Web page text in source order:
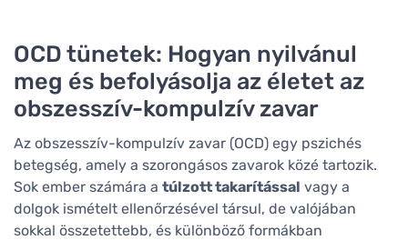
OCD tünetek: Hogyan nyilvánul
meg és befolyásolja az életet az
obszesszív-kompulzív zavar
Az obszesszív-kompulzív zavar (OCD) egy pszichés
betegség, amely a szorongásos zavarok közé tartozik.
Sok ember számára a túlzott takarítással vagy a
dolgok ismételt ellenőrzésével társul, de valójában
sokkal összetettebb, és különböző formákban